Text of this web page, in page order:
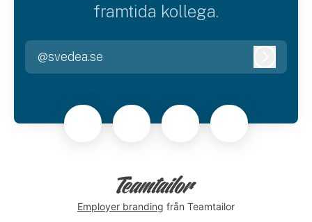
framtida kollega.
@svedea.se
Employer branding från Teamtailor